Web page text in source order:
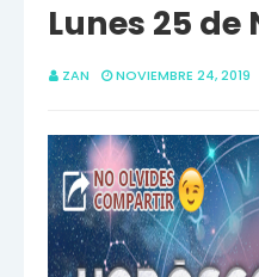
Lunes 25
ZAN NOVIEMBRE 24, 2019